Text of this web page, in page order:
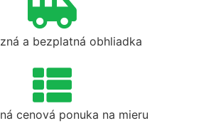
a bezplatná obhliadka
cenová ponuka na mieru